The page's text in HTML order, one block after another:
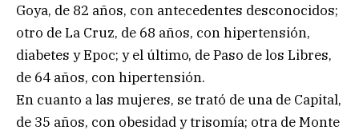
Goya, de 82 años, con antecedentes desconocidos;
otro de La Cruz, de 68 años, con hipertensión,
diabetes y Epoc; y el último, de Paso de los Libres,
de 64 años, con hipertensión.
En cuanto a las mujeres, se trató de una de Capital,
de 35 años, con obesidad y trisomía; otra de Monte